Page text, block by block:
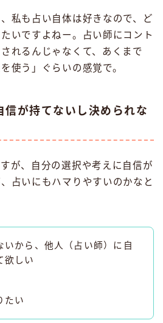
私も占い自体は好きなので、ど
いですよねー。占い師にコント
れるんじゃなくて、あくまで
使う」ぐらいの感覚で。
が持てないし決められな
が、自分の選択や考えに自信が
占いにもハマりやすいのかなと
いから、他人（占い師）に自
欲しい
たい